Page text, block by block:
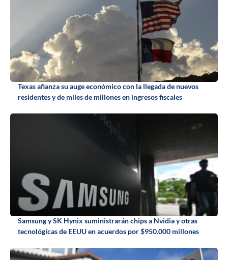
Texas afianza su auge económico con la llegada de nuevos
residentes y de miles de millones en ingresos fiscales
Samsung y SK Hynix suministrarán chips a Nvidia y otras
tecnológicas de EEUU en acuerdos por $950.000 millones